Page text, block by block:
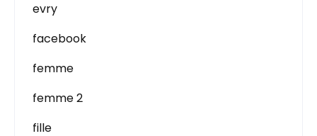
evry
facebook
femme
femme 2
fille